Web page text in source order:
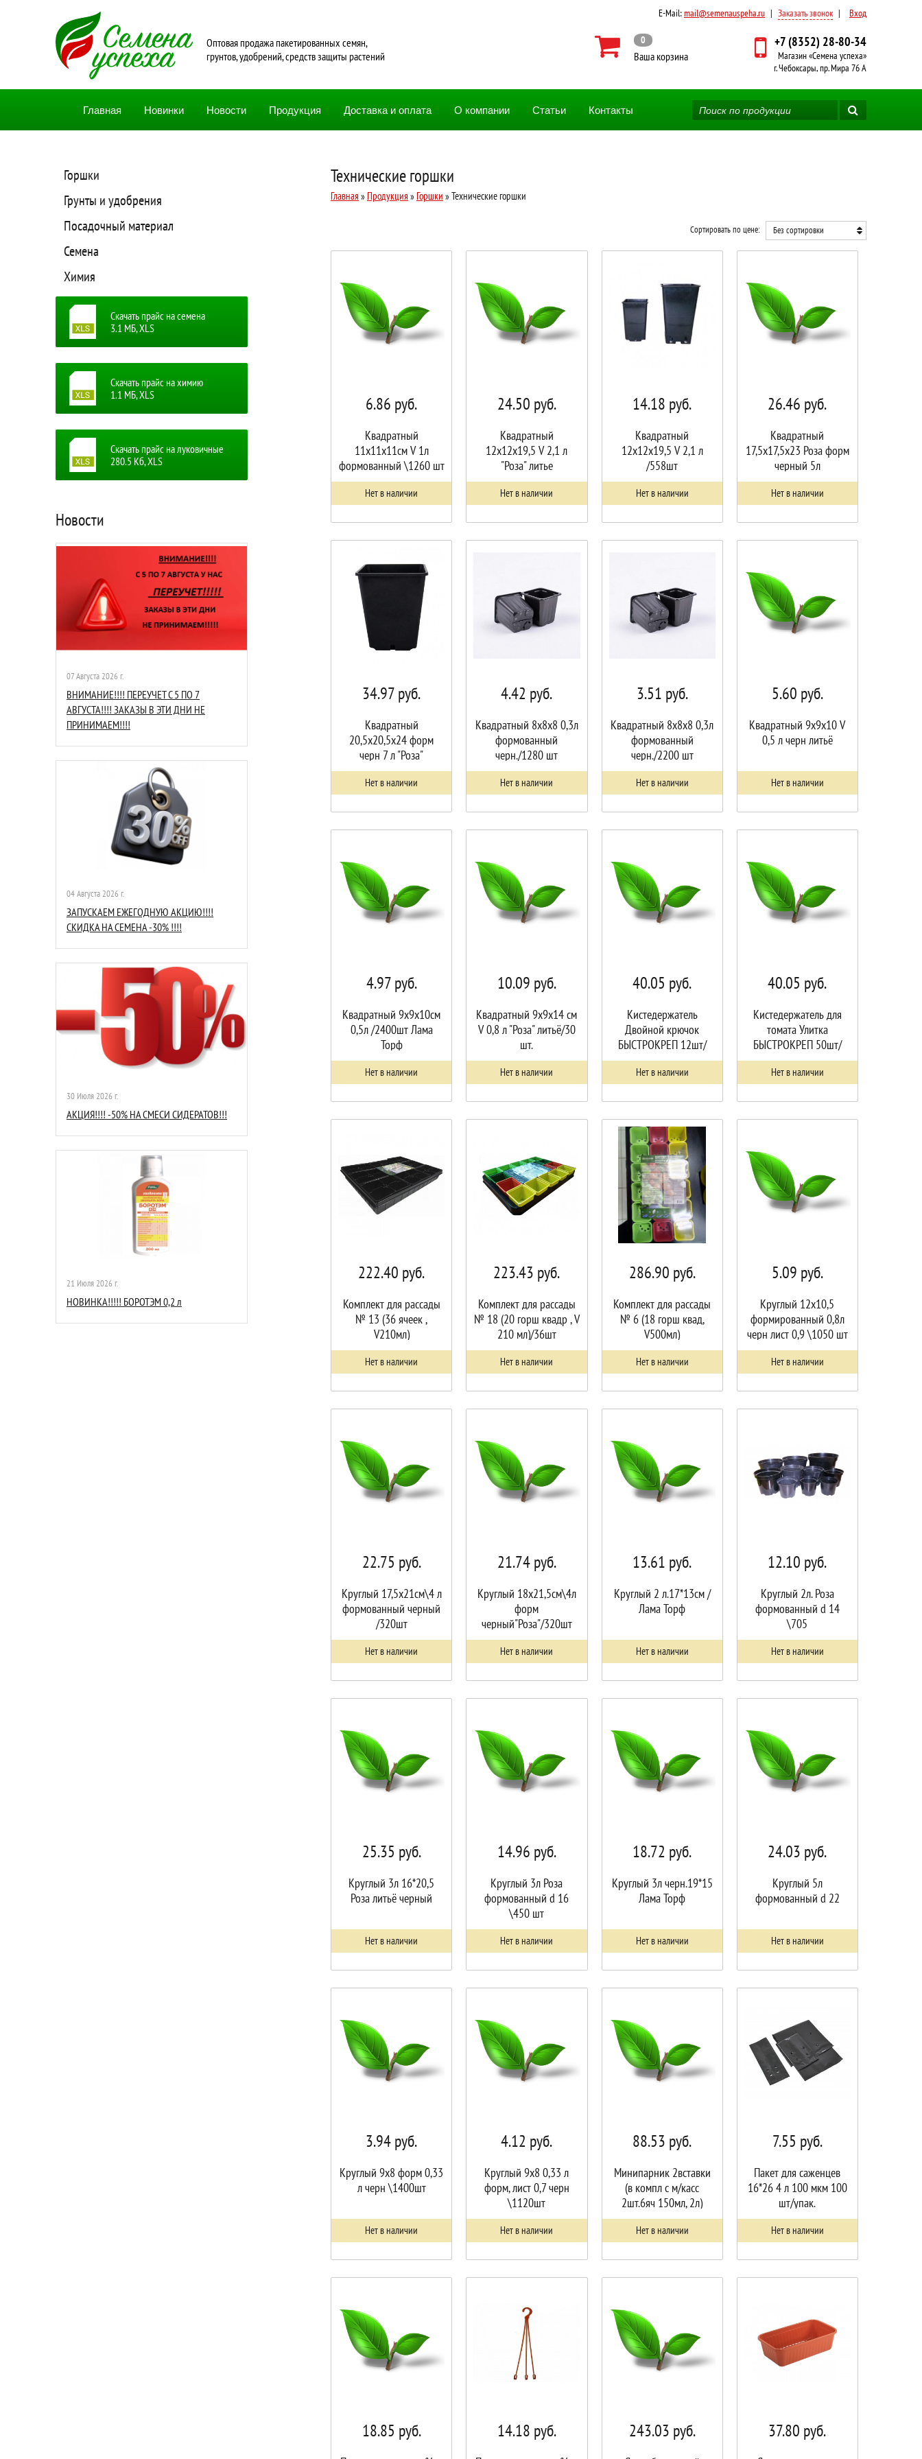
E-Mail:mail@semenauspeha.ru | Заказать звонок | Вход
Oптовая продажа пакетированных семян,
грунтов, удобрений, средств защиты растений
0
Ваша корзина
+7 (8352) 28-80-34
Магазин «Семена успеха»
г. Чебоксары, пр. Мира 76 А
Главная Новинки Новости Продукция Доставка и оплата О компании Статьи Контакты
Горшки
Грунты и удобрения
Посадочный материал
Семена
Химия
Скачать прайс на семена
3.1 MБ, XLS
Скачать прайс на химию
1.1 MБ, XLS
Скачать прайс на луковичные
280.5 Кб, XLS
Новости
07 Августа 2026 г.
ВНИМАНИЕ!!!! ПЕРЕУЧЕТ С 5 ПО 7
АВГУСТА!!!! ЗАКАЗЫ В ЭТИ ДНИ НЕ
ПРИНИМАЕМ!!!!
04 Августа 2026 г.
ЗАПУСКАЕМ ЕЖЕГОДНУЮ АКЦИЮ!!!!
СКИДКА НА СЕМЕНА -30% !!!!
30 Июля 2026 г.
АКЦИЯ!!!! -50% НА СМЕСИ СИДЕРАТОВ!!!
21 Июля 2026 г.
НОВИНКА!!!!! БОРОТЭМ 0,2 л
Технические горшки
Главная » Продукция » Горшки » Технические горшки
Сортировать по цене: Без сортировки
6.86 руб.
Квадратный
11х11х11см V 1л
формованный \1260 шт
Нет в наличии
24.50 руб.
Квадратный
12х12х19,5 V 2,1 л
"Роза" литье
Нет в наличии
14.18 руб.
Квадратный
12х12х19,5 V 2,1 л
/558шт
Нет в наличии
26.46 руб.
Квадратный
17,5х17,5х23 Роза форм
черный 5л
Нет в наличии
34.97руб.
Квадратный
20,5х20,5х24 форм
черн 7 л "Роза"
Нет в наличии
4.42 руб.
Квадратный 8х8х8 0,3л
формованный
черн./1280 шт
Нет в наличии
3.51 руб.
Квадратный 8х8х8 0,3л
формованный
черн./2200 шт
Нет в наличии
5.60 руб.
Квадратный 9х9х10 V
0,5 л черн литьё
Нет в наличии
4.97руб.
Квадратный 9х9х10см
0,5л /2400шт Лама
Торф
Нет в наличии
10.09 руб.
Квадратный 9х9х14 см
V 0,8 л "Роза" литьё/30
шт.
Нет в наличии
40.05 руб.
Кистедержатель
Двойной крючок
БЫСТРОКРЕП 12шт/
упак25шт
Нет в наличии
40.05 руб.
Кистедержатель для
томата Улитка
БЫСТРОКРЕП 50шт/
упак 25шт
Нет в наличии
222.40 руб.
Комплект для рассады
№ 13 (36 ячеек ,
V210мл)
Нет в наличии
223.43 руб.
Комплект для рассады
№ 18 (20 горш квадр , V
210 мл)/36шт
Нет в наличии
286.90 руб.
Комплект для рассады
№ 6 (18 горш квад,
V500мл)
Нет в наличии
5.09 руб.
Круглый 12х10,5
формированный 0,8л
черн лист 0,9 \1050 шт
Нет в наличии
22.75 руб.
Круглый 17,5х21см\4 л
формованный черный
/320шт
Нет в наличии
21.74руб.
Круглый 18х21,5см\4л
форм
черный"Роза"/320шт
Нет в наличии
13.61 руб.
Круглый 2 л.17*13см /
Лама Торф
Нет в наличии
12.10 руб.
Круглый 2л. Роза
формованный d 14
\705
Нет в наличии
25.35 руб.
Круглый 3л 16*20,5
Роза литьё черный
Нет в наличии
14.96 руб.
Круглый 3л Роза
формованный d 16
\450 шт
Нет в наличии
18.72 руб.
Круглый 3л черн.19*15
Лама Торф
Нет в наличии
24.03 руб.
Круглый 5л
формованный d 22
Нет в наличии
3.94руб.
Круглый 9х8 форм 0,33
л черн \1400шт
Нет в наличии
4.12 руб.
Круглый 9х8 0,33 л
форм, лист 0,7 черн
\1120шт
Нет в наличии
88.53 руб.
Минипарник 2вставки
(в компл с м/касс
2шт.6яч 150мл, 2л)
Нет в наличии
7.55 руб.
Пакет для саженцев
16*26 4 л 100 мкм 100
шт/упак.
Нет в наличии
18.85 руб. 14.18 руб. 243.03 руб. 37.80 руб.